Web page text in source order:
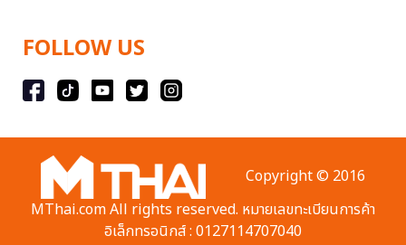
FOLLOW US
Copyright © 2016
MThai.com All rights reserved. หมายเลขทะเบียนการค้า
อิเล็กทรอนิกส์ : 0127114707040